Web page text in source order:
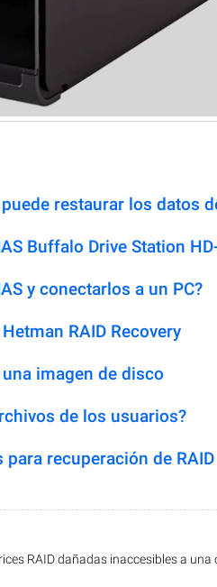
restaurar los datos
Buffalo Drive Station
y conectarlos a un PC?
RAID Recovery
imagen de disco
de los usuarios?
recuperación de RAID
RAID dañadas inaccesibles a una